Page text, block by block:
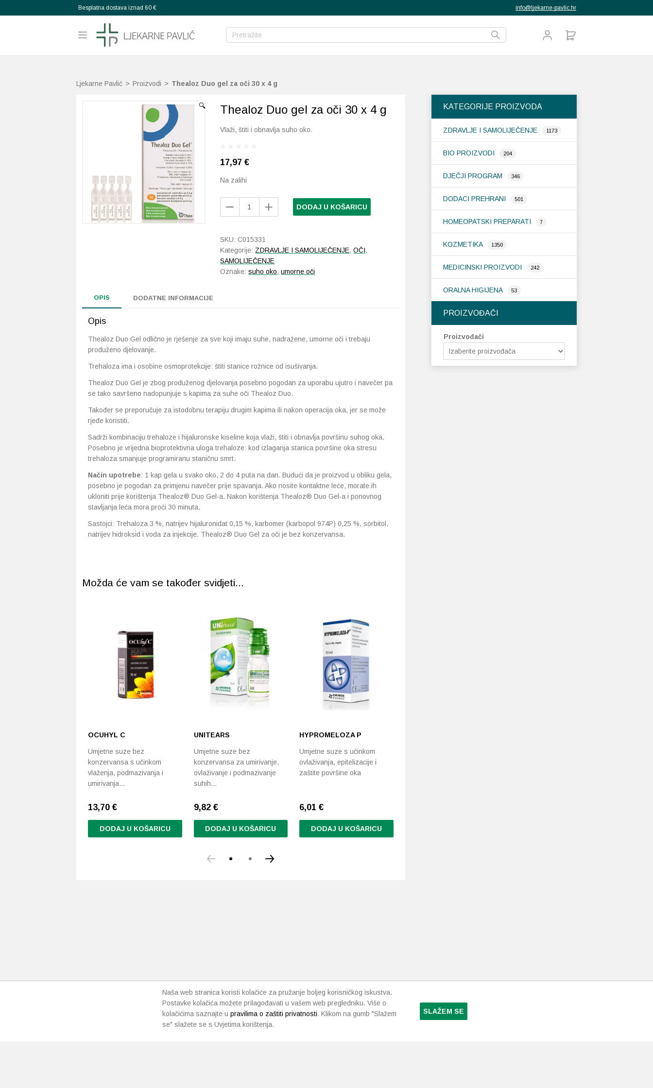
Besplatna dostava iznad 60 € info@ljekarne-pavlic.hr
Ljekarne Pavlić > Proizvodi > Thealoz Duo gel za oči 30 x 4 g
KATEGORIJE PROIZVODA
ZDRAVLJE I SAMOLIJEČENJE 1173
BIO PROIZVODI 204
DJEČJI PROGRAM 346
DODACI PREHRANI 501
HOMEOPATSKI PREPARATI 7
KOZMETIKA 1350
MEDICINSKI PROIZVODI 242
ORALNA HIGIJENA 53
PROIZVOĐAČI
Proizvođači
🔍 Thealoz Duo gel za oči 30 x 4 g
Vlaži, štiti i obnavlja suho oko.
17,97€
Na zalihi
x
DODAJ U KOŠARICU
SKU:C015331
Kategorije: ZDRAVLJE I SAMOLIJEČENJE,OČI,
SAMOLIJEČENJE
Oznake:suho oko,umorne oči
OPIS DODATNE INFORMACIJE
Opis
Thealoz Duo Gel odlično je rješenje za sve koji imaju suhe, nadražene, umorne oči i trebaju
produženo djelovanje.
Trehaloza ima i osobine osmoprotekcije: štiti stanice rožnice od isušivanja.
Thealoz Duo Gel je zbog produženog djelovanja posebno pogodan za uporabu ujutro i navečer pa
se tako savršeno nadopunjuje s kapima za suhe oči Thealoz Duo.
Također se preporučuje za istodobnu terapiju drugim kapima ili nakon operacija oka, jer se može
rjeđe koristiti.
Sadrži kombinaciju trehaloze i hijaluronske kiseline koja vlaži, štiti i obnavlja površinu suhog oka.
Posebno je vrijedna bioprotektivna uloga trehaloze: kod izlaganja stanica površine oka stresu
trehaloza smanjuje programiranu staničnu smrt.
Način upotrebe: 1 kap gela u svako oko, 2 do 4 puta na dan. Budući da je proizvod u obliku gela,
posebno je pogodan za primjenu navečer prije spavanja. Ako nosite kontaktne leće, morate ih
ukloniti prije korištenja Thealoz® Duo Gel-a. Nakon korištenja Thealoz® Duo Gel-a i ponovnog
stavljanja leća mora proći 30 minuta.
Sastojci: Trehaloza 3 %, natrijev hijaluronidat 0,15 %, karbomer (karbopol 974P) 0,25 %, sorbitol,
natrijev hidroksid i voda za injekcije. Thealoz® Duo Gel za oči je bez konzervansa.
Možda će vam se također svidjeti...
OCUHYL C
Umjetne suze bez
konzervansa s učinkom
vlaženja, podmazivanja i
umirivanja…
13,70 €
DODAJ U KOŠARICU
UNITEARS
Umjetne suze bez
konzervansa za umirivanje,
ovlaživanje i podmazivanje
suhih…
9,82 €
DODAJ U KOŠARICU
HYPROMELOZA P
Umjetne suze s učinkom
ovlaživanja, epitelizacije i
zaštite površine oka
6,01€
DODAJ U KOŠARICU
Naša web stranica koristi kolačiće za pružanje boljeg korisničkog iskustva.
Postavke kolačića možete prilagođavati u vašem web pregledniku. Više o
kolačićima saznajte u pravilima o zaštiti privatnosti. Klikom na gumb "Slažem
se" slažete se s Uvjetima korištenja.
SLAŽEM SE